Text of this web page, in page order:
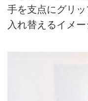
手を支点にグリ
入れ替えるイメー